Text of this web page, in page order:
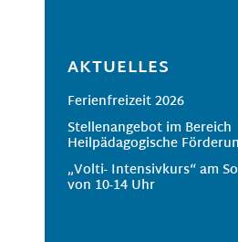
AKTUELLES
Ferienfreizeit 2026
Stellenangebot im Bereich
Heilpädagogische
„Volti- Intensivkurs“ am
von 10-14 Uhr